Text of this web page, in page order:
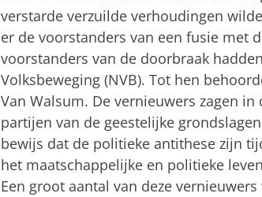
verstarde verzuilde verhoudingen
er de voorstanders van een fusie met
voorstanders van de doorbraak
Volksbeweging (NVB). Tot hen
Van Walsum. De vernieuwers zagen
partijen van de geestelijke
bewijs dat de politieke antithese zijn
het maatschappelijke en politieke
Een groot aantal van deze